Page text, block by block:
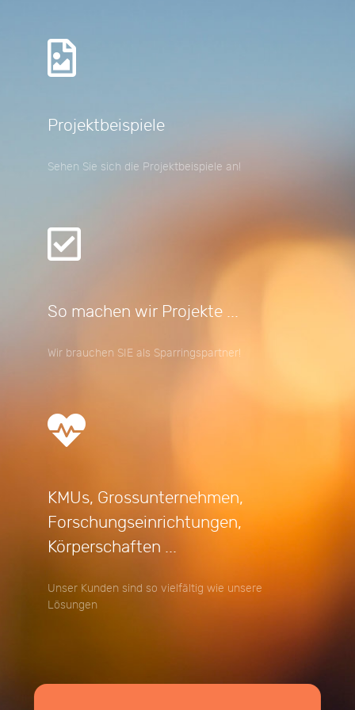
Projektbeispiele
Sehen Sie sich die Projektbeispiele an!
So machen wir Projekte ...
Wir brauchen SIE als Sparringspartner!
KMUs, Grossunternehmen,
Forschungseinrichtungen,
Körperschaften ...
Unser Kunden sind so vielfältig wie unsere
Lösungen